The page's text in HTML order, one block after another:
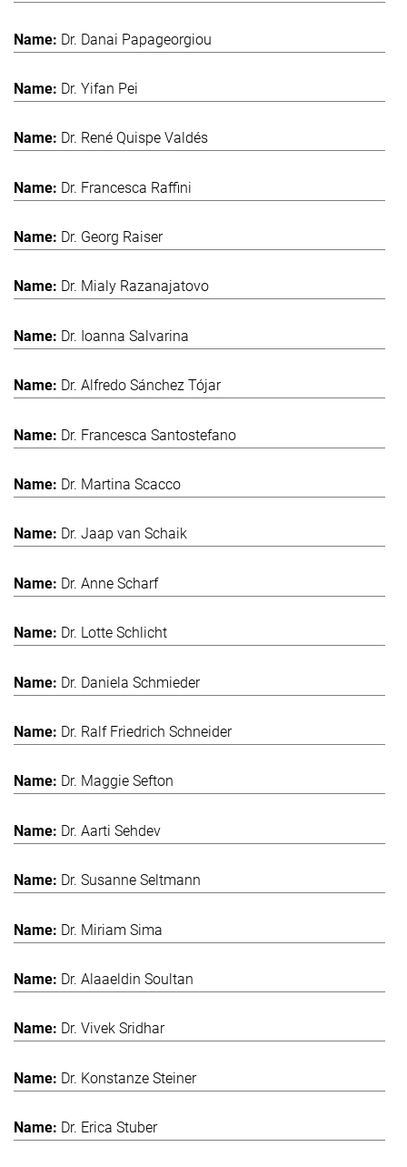
Dr. Danai Papageorgiou
Dr. Yifan Pei
Dr. René Quispe Valdés
Dr. Francesca Raffini
Dr. Georg Raiser
Dr. Mialy Razanajatovo
Dr. Ioanna Salvarina
Dr. Alfredo Sánchez Tójar
Dr. Francesca Santostefano
Dr. Martina Scacco
Dr. Jaap van Schaik
Dr. Anne Scharf
Dr. Lotte Schlicht
Dr. Daniela Schmieder
Dr. Ralf Friedrich Schneider
Dr. Maggie Sefton
Dr. Aarti Sehdev
Dr. Susanne Seltmann
Dr. Miriam Sima
Dr. Alaaeldin Soultan
Dr. Vivek Sridhar
Dr. Konstanze Steiner
Dr. Erica Stuber